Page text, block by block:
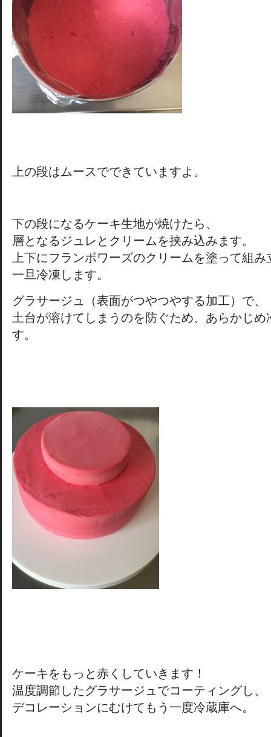
上の段はムースでできていますよ。
下の段になるケーキ生地が焼けたら、
層となるジュレとクリームを挟み込みます。
上下にフランボワーズのクリームを塗って組み
一旦冷凍します。
グラサージュ（表面がつやつやする加工）で、
土台が溶けてしまうのを防ぐため、あらかじ
す。
ケーキをもっと赤くしていきます！
温度調節したグラサージュでコーティングし、
デコレーションにむけてもう一度冷蔵庫へ。